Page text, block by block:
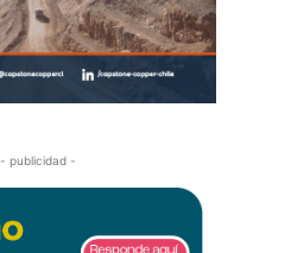
- publicidad -